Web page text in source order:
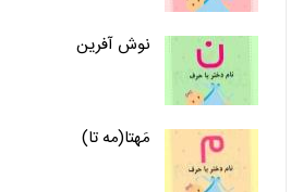
نوش آفرین
مَهتا(مه تا)